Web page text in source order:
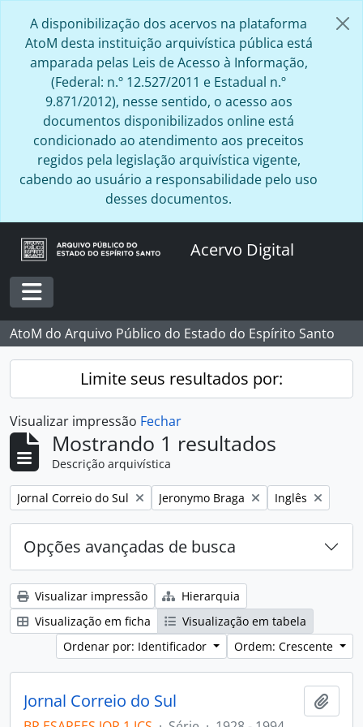
A disponibilização dos acervos na plataforma
AtoM desta instituição arquivística pública está
amparada pelas Leis de Acesso à Informação,
(Federal: n.º 12.527/2011 e Estadual n.º
9.871/2012), nesse sentido, o acesso aos
documentos disponibilizados online está
condicionado ao atendimento aos preceitos
regidos pela legislação arquivística vigente,
cabendo ao usuário a responsabilidade pelo uso
desses documentos.
Acervo Digital
Toggle navigation
AtoM do Arquivo Público do Estado do Espírito Santo
Limite seus resultados por:
Visualizar impressão Fechar
Mostrando 1 resultados
Descrição arquivística
Remover filtro:
Jornal Correio do Sul Remover filtro:
Jeronymo Braga Remover filtro:
Inglês
Opções avançadas de busca
Visualizar impressão
Hierarquia
Visualização em ficha
Visualização em tabela
Ordenar por: Identificador
Ordem: Crescente
Jornal Correio do Sul